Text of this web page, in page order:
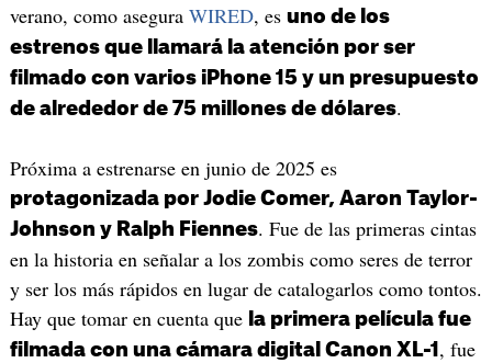
verano, como asegura WIRED, es uno de los
estrenos que llamará la atención por ser
filmado con varios iPhone 15 y un presupuesto
de alrededor de 75 millones de dólares.
Próxima a estrenarse en junio de 2025 es
protagonizada por Jodie Comer, Aaron Taylor-
Johnson y Ralph Fiennes. Fue de las primeras cintas
en la historia en señalar a los zombis como seres de terror
y ser los más rápidos en lugar de catalogarlos como tontos.
Hay que tomar en cuenta que la primera película fue
filmada con una cámara digital Canon XL-1 , fue